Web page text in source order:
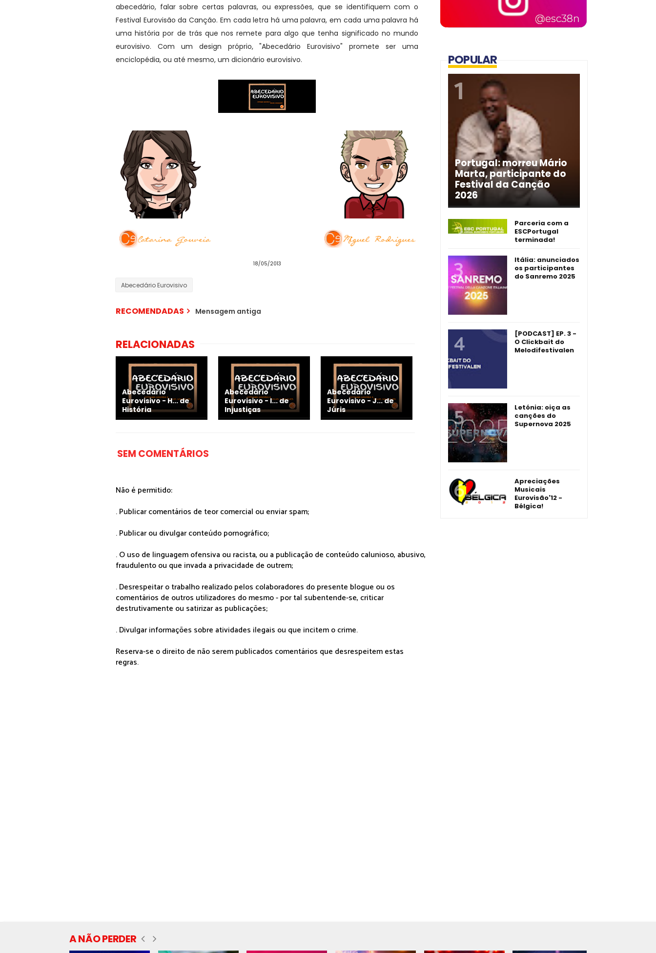
abecedário, falar sobre certas palavras, ou expressões, que se identifiquem com o
Festival Eurovisão da Canção. Em cada letra há uma palavra, em cada uma palavra há
uma história por de trás que nos remete para algo que tenha significado no mundo
eurovisivo. Com um design próprio, "Abecedário Eurovisivo" promete ser uma
enciclopédia, ou até mesmo, um dicionário eurovisivo.
18/05/2013
Abecedário Eurovisivo
RECOMENDADAS Mensagem antiga
RELACIONADAS
Abecedário
Eurovisivo - H... de
História
Abecedário
Eurovisivo - I... de
Injustiças
Abecedário
Eurovisivo - J... de
Júris
SEM COMENTÁRIOS
Não é permitido:
. Publicar comentários de teor comercial ou enviar spam;
. Publicar ou divulgar conteúdo pornográfico;
. O uso de linguagem ofensiva ou racista, ou a publicação de conteúdo calunioso, abusivo,
fraudulento ou que invada a privacidade de outrem;
. Desrespeitar o trabalho realizado pelos colaboradores do presente blogue ou os
comentários de outros utilizadores do mesmo - por tal subentende-se, criticar
destrutivamente ou satirizar as publicações;
. Divulgar informações sobre atividades ilegais ou que incitem o crime.
Reserva-se o direito de não serem publicados comentários que desrespeitem estas
regras.
POPULAR
Portugal: morreu Mário
Marta, participante do
Festival da Canção
2026
Parceria com a
ESCPortugal
terminada!
Itália: anunciados
os participantes
do Sanremo 2025
[PODCAST] EP. 3 -
O Clickbait do
Melodifestivalen
Letónia: oiça as
canções do
Supernova 2025
Apreciações
Musicais
Eurovisão'12 -
Bélgica!
A NÃO PERDER